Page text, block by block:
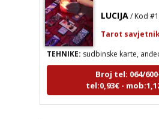
LUCIJA / Kod
Tarot
TEHNIKE:sudbinske karte,
Broj tel: 064/
tel:0,93€ -